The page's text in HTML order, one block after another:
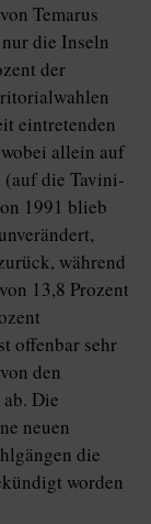
Temarus
die Inseln
der
eintretenden
allein auf
(auf die Tavini-
1991 blieb
während
13,8 Prozent
offenbar sehr
den
Die
neuen
die
worden